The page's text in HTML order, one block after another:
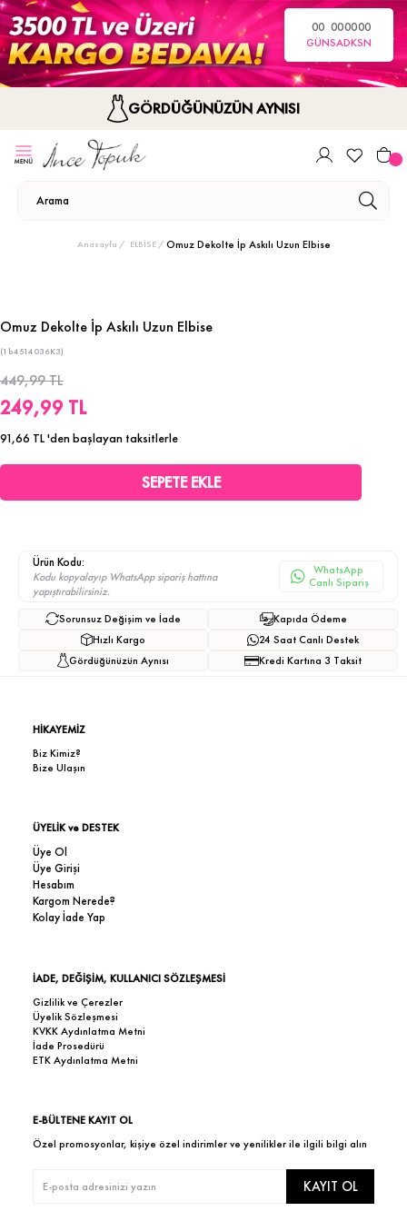
00
GÜN
00
SA
00
DK
00
SN
GÖRDÜĞÜNÜZÜN AYNISI
Anasayfa ELBİSE Omuz Dekolte İp Askılı Uzun Elbise
Omuz Dekolte İp Askılı Uzun Elbise
(1b4514036K3)
449,99 TL
249,99 TL
91,66 TL'den başlayan taksitlerle
Ürün Kodu:
Kodu kopyalayıp WhatsApp sipariş hattına
yapıştırabilirsiniz.
WhatsApp
Canlı Sipariş
Sorunsuz Değişim ve İade
Hızlı Kargo
Gördüğünüzün Aynısı
Kapıda Ödeme
24 Saat Canlı Destek
Kredi Kartına 3 Taksit
HİKAYEMİZ
Biz Kimiz?
Bize Ulaşın
ÜYELİK ve DESTEK
Üye Ol
Üye Girişi
Hesabım
Kargom Nerede?
Kolay İade Yap
İADE, DEĞİŞİM, KULLANICI SÖZLEŞMESİ
Gizlilik ve Çerezler
Üyelik Sözleşmesi
KVKK Aydınlatma Metni
İade Prosedürü
ETK Aydınlatma Metni
E-BÜLTENE KAYIT OL
Özel promosyonlar, kişiye özel indirimler ve yenilikler ile ilgili bilgi alın
KAYIT OL